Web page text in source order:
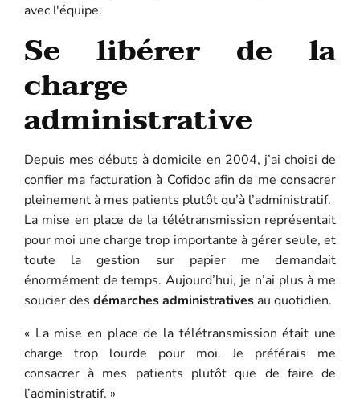
avec l'équipe.
Se libérer de la
charge
administrative
Depuis mes débuts à domicile en 2004, j’ai choisi de
confier ma facturation à Cofidoc afin de me consacrer
pleinement à mes patients plutôt qu’à l’administratif.
La mise en place de la télétransmission représentait
pour moi une charge trop importante à gérer seule, et
toute la gestion sur papier me demandait
énormément de temps. Aujourd’hui, je n’ai plus à me
soucier des démarches administrativesau quotidien.
« La mise en place de la télétransmission était une
charge trop lourde pour moi. Je préférais me
consacrer à mes patients plutôt que de faire de
l’administratif. »